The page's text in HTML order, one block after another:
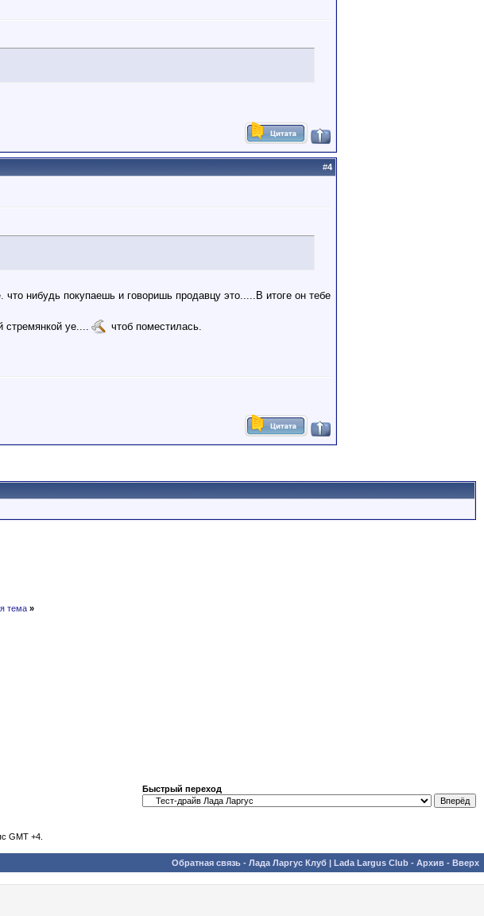
#4
нибудь покупаешь и говоришь продавцу это.....В итоге он тебе
уе....
чтоб поместилась.
тема »
Быстрый переход
GMT +4.
Обратная связь - Лада Ларгус Клуб | Lada Largus Club - Архив - Вверх